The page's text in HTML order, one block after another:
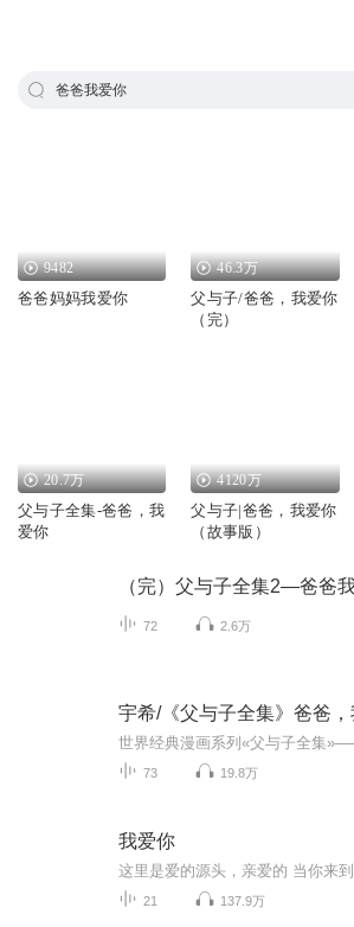
爸爸我爱你
9482
爸爸妈妈我爱你
46.3万
父与子/爸爸，我爱你
（完）
20.7万
父与子全集-爸爸，我
爱你
4120万
父与子|爸爸，我爱你
（故事版）
（完）父与子全集2—爸爸
72 2.6万
宇希/《父与子全集》爸爸
73 19.8万
我爱你
21 137.9万